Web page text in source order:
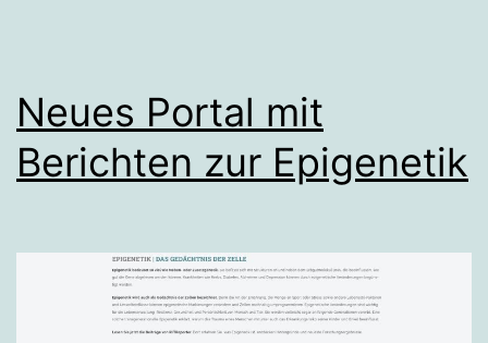
Neues Portal mit
Berichten zur Epigenetik